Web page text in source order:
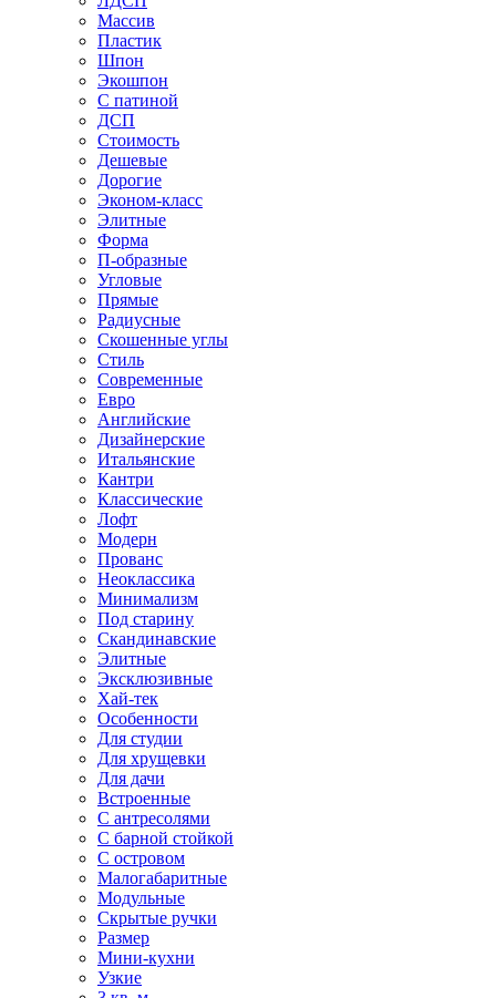
Массив
Пластик
Шпон
Экошпон
С патиной
ДСП
Стоимость
Дешевые
Дорогие
Эконом-класс
Элитные
Форма
П-образные
Угловые
Прямые
Радиусные
Скошенные углы
Стиль
Современные
Евро
Английские
Дизайнерские
Итальянские
Кантри
Классические
Лофт
Модерн
Прованс
Неоклассика
Минимализм
Под старину
Скандинавские
Элитные
Эксклюзивные
Хай-тек
Особенности
Для студии
Для хрущевки
Для дачи
Встроенные
С антресолями
С барной стойкой
С островом
Малогабаритные
Модульные
Скрытые ручки
Размер
Мини-кухни
Узкие